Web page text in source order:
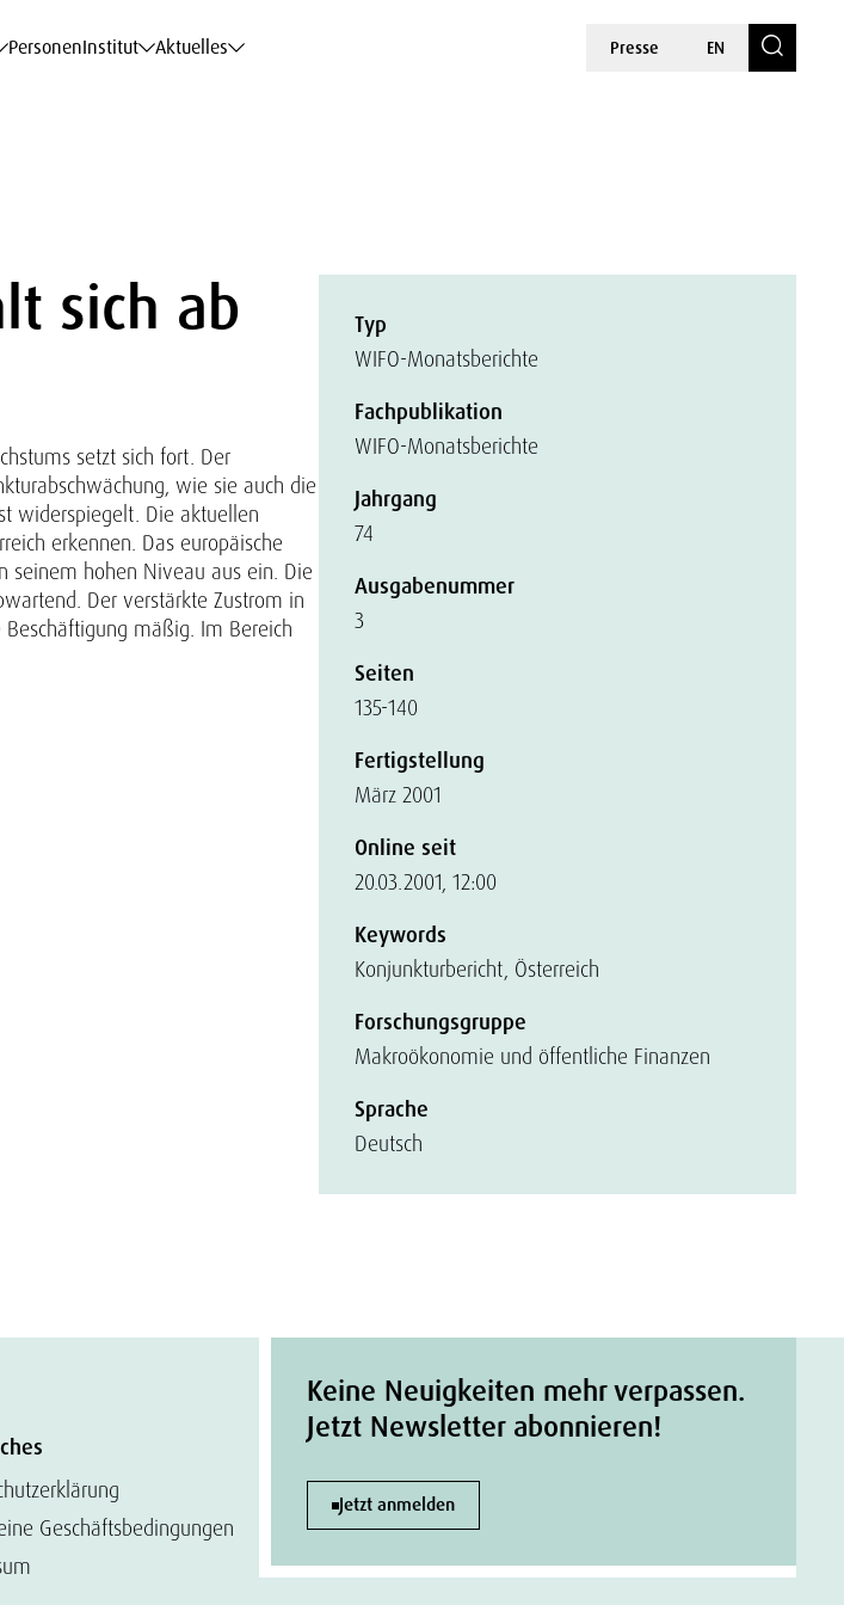
PersonenInstitut Aktuelles Presse EN
sich ab
setzt sich fort. Der
wie sie auch die
widerspiegelt. Die aktuellen
erkennen. Das europäische
seinem hohen Niveau aus ein. Die
Der verstärkte Zustrom in
mäßig. Im Bereich
Typ
WIFO-Monatsberichte
Fachpublikation
WIFO-Monatsberichte
Jahrgang
74
Ausgabenummer
3
Seiten
135-140
Fertigstellung
März 2001
Online seit
20.03.2001, 12:00
Keywords
Konjunkturbericht, Österreich
Forschungsgruppe
Makroökonomie und öffentliche Finanzen
Sprache
Deutsch
Geschäftsbedingungen
Keine Neuigkeiten mehr verpassen.
Jetzt Newsletter abonnieren!
Jetzt anmelden